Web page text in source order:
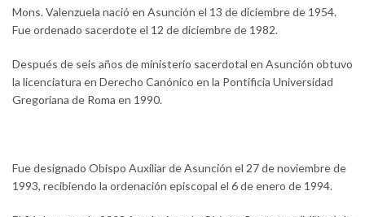
Mons. Valenzuela nació en Asunción el 13 de diciembre de 1954.
Fue ordenado sacerdote el 12 de diciembre de 1982.
Después de seis años de ministerio sacerdotal en Asunción obtuvo
la licenciatura en Derecho Canónico en la Pontificia Universidad
Gregoriana de Roma en 1990.
Fue designado Obispo Auxiliar de Asunción el 27 de noviembre de
1993, recibiendo la ordenación episcopal el 6 de enero de 1994.